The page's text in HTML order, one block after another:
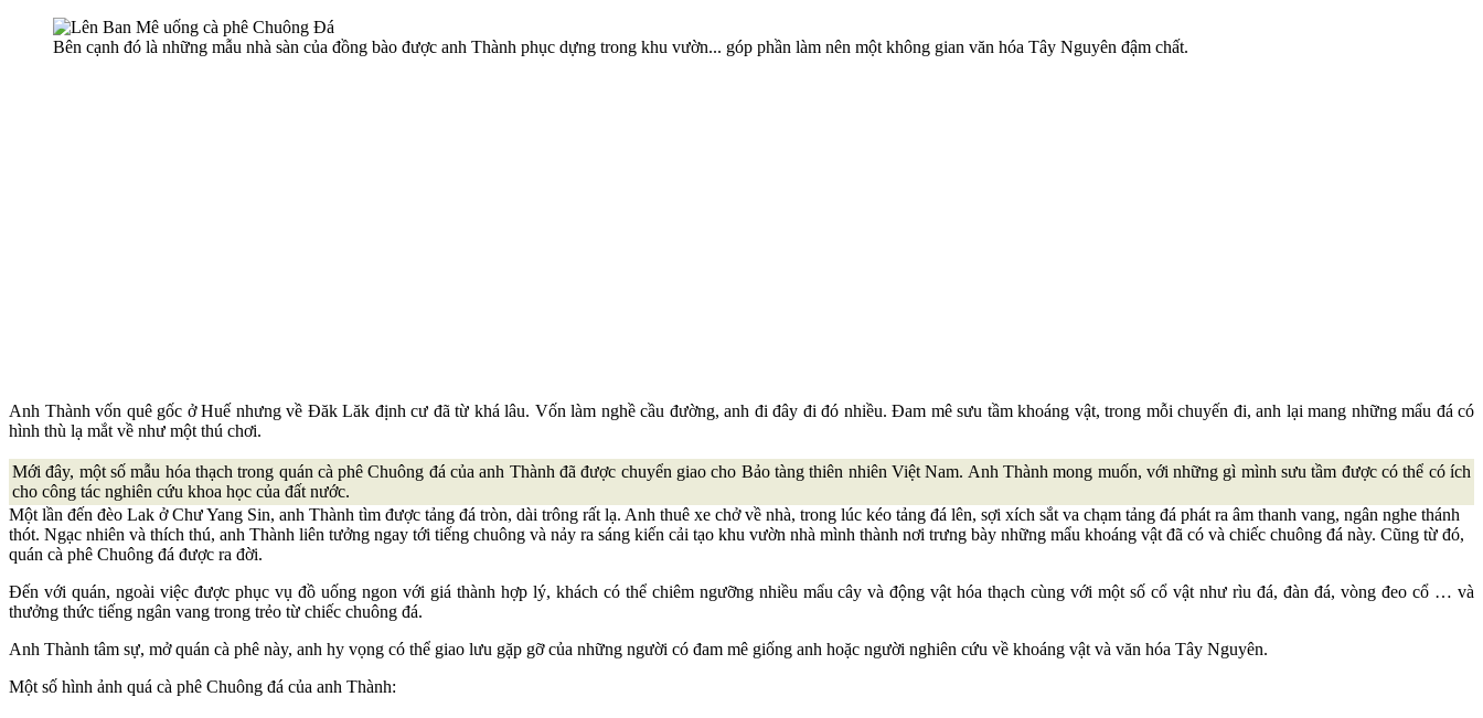
Bên cạnh đó là những mẫu nhà sàn của đồng bào được anh Thành phục dựng trong khu vườn... góp phần làm nên một không gian văn hóa Tây Nguyên đậm chất.
Anh Thành vốn quê gốc ở Huế nhưng về Đăk Lăk định cư đã từ khá lâu. Vốn làm nghề cầu đường, anh đi đây đi đó nhiều. Đam mê sưu tầm khoáng vật, trong mỗi chuyến đi, anh lại mang những mẩu đá có
hình thù lạ mắt về như một thú chơi.
Mới đây, một số mẫu hóa thạch trong quán cà phê Chuông đá của anh Thành đã được chuyển giao cho Bảo tàng thiên nhiên Việt Nam. Anh Thành mong muốn, với những gì mình sưu tầm được có thể có ích
cho công tác nghiên cứu khoa học của đất nước.
Một lần đến đèo Lak ở Chư Yang Sin, anh Thành tìm được tảng đá tròn, dài trông rất lạ. Anh thuê xe chở về nhà, trong lúc kéo tảng đá lên, sợi xích sắt va chạm tảng đá phát ra âm thanh vang, ngân nghe thánh
thót. Ngạc nhiên và thích thú, anh Thành liên tưởng ngay tới tiếng chuông và nảy ra sáng kiến cải tạo khu vườn nhà mình thành nơi trưng bày những mẩu khoáng vật đã có và chiếc chuông đá này. Cũng từ đó,
quán cà phê Chuông đá được ra đời.
Đến với quán, ngoài việc được phục vụ đồ uống ngon với giá thành hợp lý, khách có thể chiêm ngưỡng nhiều mẩu cây và động vật hóa thạch cùng với một số cổ vật như rìu đá, đàn đá, vòng đeo cổ … và
thưởng thức tiếng ngân vang trong trẻo từ chiếc chuông đá.
Anh Thành tâm sự, mở quán cà phê này, anh hy vọng có thể giao lưu gặp gỡ của những người có đam mê giống anh hoặc người nghiên cứu về khoáng vật và văn hóa Tây Nguyên.
Một số hình ảnh quá cà phê Chuông đá của anh Thành: